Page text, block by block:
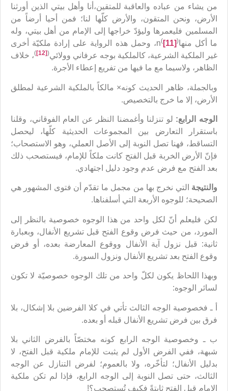
من يشاء من عباده والعاقبة للمتقين،أنا وأهل بيتي الذين أورثنا
الأرض، ونحن المتقون، والأرض كلّها لنا؛ فمن أحيا أرضاً من
المسلمين فليعمرها وليؤدّ خراجها إلى الإمام من أهل بيتي، وله
ما أكل منهاn
([11])
، وحمل هذه الرواية على إرادة ملكيّة أخرى
غير الملكية الشرعية، كالملكية بوجه عرفاني وولائي(
[12]
)، خلاف
الظاهر، ولاسيما مع ما فيها من تفريع إعطاء الأجرة.
وبالجملة، ظاهر الحديث كونه× مالكاً بالملكية الشرعية لمطلق
الأرض، إلا ما خرج بالتخصيص.
الوجه الرابع: لو تنزلنا وأغمضنا النظر عن العام الفوقاني، وقلنا
باستقرار التعارض بين المجموعات الحديثية كلّها، ليحصل
التساقط، فهنا تصل النوبة إلى الأصل العملي، وهو الاستصحاب؛
فإنّ الأرض الخربة قبل الفتح كانت ملكاً للإمام، فيستصحب ذلك
بعد الفتح مع فرض عدم وجود دليل اجتهادي.
والنتيجة التي نخرج بها من مجمل ما تقدّم أن فتوى المشهور هي
الصحيحة؛ للوجوه الأربعة التي أسلفناها.
لكن فليعلم أنّ لكل واحد من هذا الوجوه خصوصية بالنظر إلى
المورد، من حيث فرض وقوع الفتح قبل تشريع الأنفال، وبعبارة
ثانية: قبل نزول آية الأنفال ووقوع المعارضة بعده، أو فرض
وقوع الفتح بعد تشريع الأنفال ونزول السورة.
وبهذا اللحاظ يكون لكلّ واحد من تلك الوجوه خصوصيّة لا تكون
لسائر الوجوه:
أ ـ فخصوصية الوجه الثالث تأتي في كلا الفرضين بلا إشكال، بلا
فرق بين فرض تشريع الأنفال قبله أو بعده.
ب ـ وخصوصية الوجه الرابع كونه مختصّاً بالفرض الثاني بلا
شبهة، ففي الفرض الأول لم يثبت للإمام ملكية قبل الفتح، لا
بدليل الأنفال؛ لتأخّره، ولا بالعموم؛ لفرض التنازل عن الوجه
الثالث، حتى تصل النوبة إلى الوجه الرابع، فإذا لم تكن ملكية
الإمام قبل الفتح ثابتةً فكيف تُستصحب؟!